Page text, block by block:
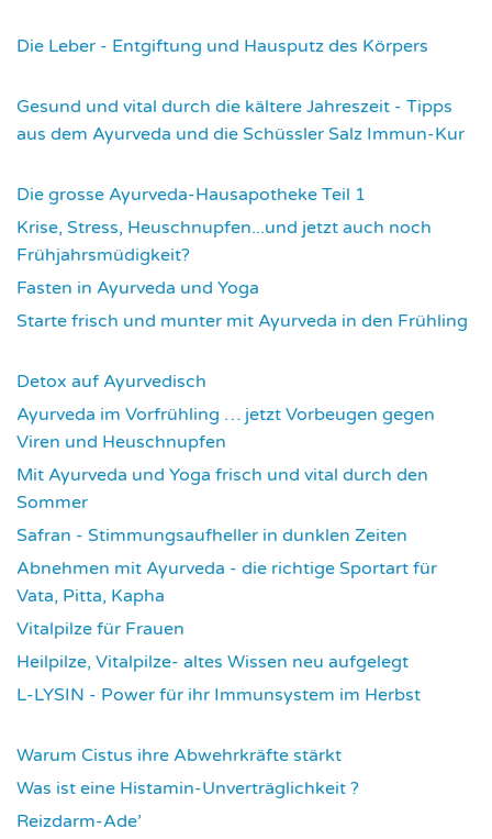
Die Leber - Entgiftung und Hausputz des Körpers
Gesund und vital durch die kältere Jahreszeit - Tipps
aus dem Ayurveda und die Schüssler Salz Immun-Kur
Die grosse Ayurveda-Hausapotheke Teil 1
Krise, Stress, Heuschnupfen...und jetzt auch noch
Frühjahrsmüdigkeit?
Fasten in Ayurveda und Yoga
Starte frisch und munter mit Ayurveda in den Frühling
Detox auf Ayurvedisch
Ayurveda im Vorfrühling … jetzt Vorbeugen gegen
Viren und Heuschnupfen
Mit Ayurveda und Yoga frisch und vital durch den
Sommer
Safran - Stimmungsaufheller in dunklen Zeiten
Abnehmen mit Ayurveda - die richtige Sportart für
Vata, Pitta, Kapha
Vitalpilze für Frauen
Heilpilze, Vitalpilze- altes Wissen neu aufgelegt
L-LYSIN - Power für ihr Immunsystem im Herbst
Warum Cistus ihre Abwehrkräfte stärkt
Was ist eine Histamin-Unverträglichkeit ?
Reizdarm-Ade’